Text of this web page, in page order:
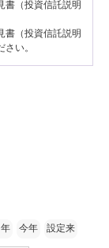
書（投資信託説明
書（投資信託説明
い。
年 今年 設定来